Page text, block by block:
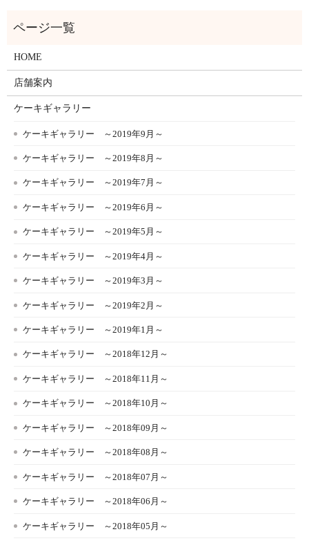
HOME
店舗案内
ケーキギャラリー
ケーキギャラリー ～2019年9月～
ケーキギャラリー ～2019年8月～
ケーキギャラリー ～2019年7月～
ケーキギャラリー ～2019年6月～
ケーキギャラリー ～2019年5月～
ケーキギャラリー ～2019年4月～
ケーキギャラリー ～2019年3月～
ケーキギャラリー ～2019年2月～
ケーキギャラリー ～2019年1月～
ケーキギャラリー ～2018年12月～
ケーキギャラリー ～2018年11月～
ケーキギャラリー ～2018年10月～
ケーキギャラリー ～2018年09月～
ケーキギャラリー ～2018年08月～
ケーキギャラリー ～2018年07月～
ケーキギャラリー ～2018年06月～
ケーキギャラリー ～2018年05月～